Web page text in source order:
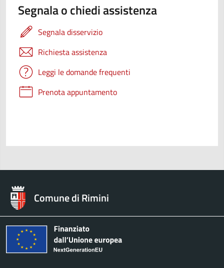
Segnala o chiedi assistenza
Segnala disservizio
Richiesta assistenza
Leggi le domande frequenti
Prenota appuntamento
Comune di Rimini